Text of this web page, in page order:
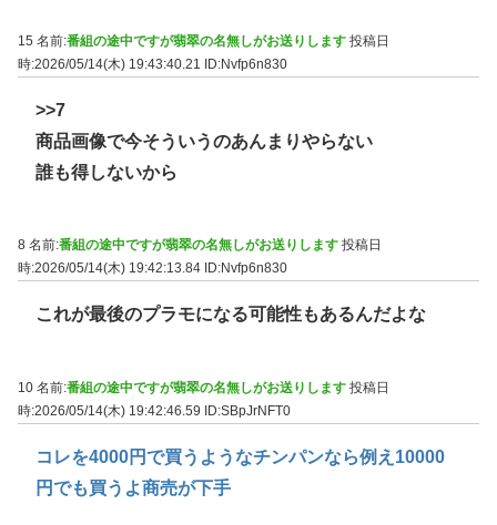
15 名前:番組の途中ですが翡翠の名無しがお送りします 投稿日
時:2026/05/14(木) 19:43:40.21 ID:Nvfp6n830
>>7
商品画像で今そういうのあんまりやらない
誰も得しないから
8 名前:番組の途中ですが翡翠の名無しがお送りします 投稿日
時:2026/05/14(木) 19:42:13.84 ID:Nvfp6n830
これが最後のプラモになる可能性もあるんだよな
10 名前:番組の途中ですが翡翠の名無しがお送りします 投稿日
時:2026/05/14(木) 19:42:46.59 ID:SBpJrNFT0
コレを4000円で買うようなチンパンなら例え10000
円でも買うよ商売が下手